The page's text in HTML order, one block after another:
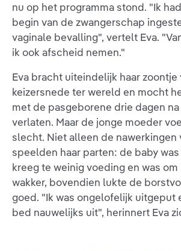
nu op het programma stond. "Ik
begin van de zwangerschap
vaginale bevalling", vertelt Eva.
ik ook afscheid nemen."
Eva bracht uiteindelijk haar zoontje
keizersnede ter wereld en mocht
met de pasgeborene drie dagen
verlaten. Maar de jonge moeder
slecht. Niet alleen de nawerkingen
speelden haar parten: de baby
kreeg te weinig voeding en was
wakker, bovendien lukte de
goed. "Ik was ongelofelijk uitgeput
bed nauwelijks uit", herinnert Eva